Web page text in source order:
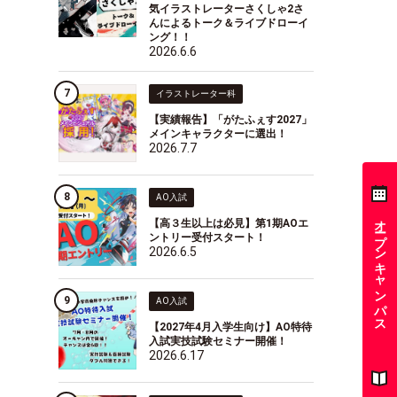
気イラストレーターさくしゃ2さ
んによるトーク＆ライブドローイ
ング！！
2026.6.6
イラストレーター科
【実績報告】「がたふぇす2027」
メインキャラクターに選出！
2026.7.7
AO入試
【高３生以上は必見】第1期AOエ
ントリー受付スタート！
2026.6.5
AO入試
【2027年4月入学生向け】AO特待
入試実技試験セミナー開催！
2026.6.17
オープンキャンパス